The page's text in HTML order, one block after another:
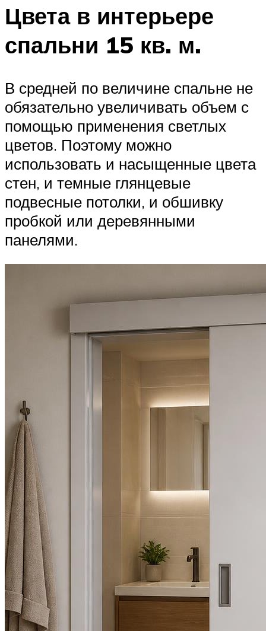
Цвета в интерьере
спальни 15 кв. м.
В средней по величине спальне не
обязательно увеличивать объем с
помощью применения светлых
цветов. Поэтому можно
использовать и насыщенные цвета
стен, и темные глянцевые
подвесные потолки, и обшивку
пробкой или деревянными
панелями.